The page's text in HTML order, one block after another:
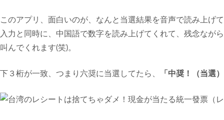
このアプリ、面白いのが、なんと当選結果を音声で読み上げ
入力と同時に、中国語で数字を読み上げてくれて、残念なが
叫んでくれます(笑)。
下３桁が一致、つまり六奨に当選してたら、 「中奨！（当選